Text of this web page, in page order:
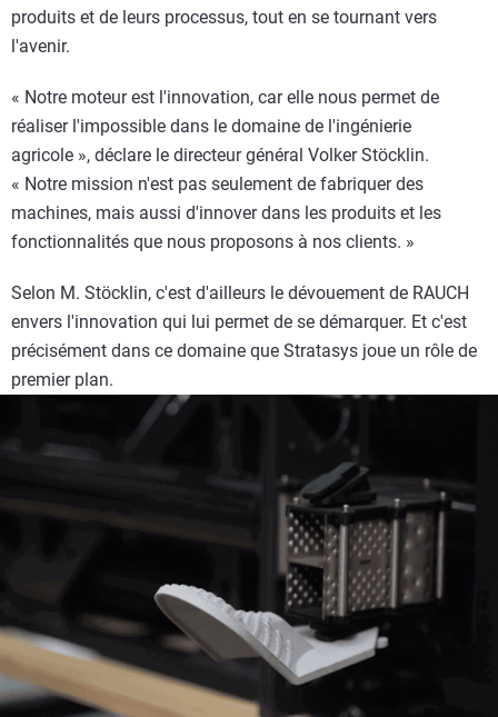
produits et de leurs processus, tout en se tournant vers
l'avenir.
« Notre moteur est l'innovation, car elle nous permet de
réaliser l'impossible dans le domaine de l'ingénierie
agricole », déclare le directeur général Volker Stöcklin.
« Notre mission n'est pas seulement de fabriquer des
machines, mais aussi d'innover dans les produits et les
fonctionnalités que nous proposons à nos clients. »
Selon M. Stöcklin, c'est d'ailleurs le dévouement de RAUCH
envers l'innovation qui lui permet de se démarquer. Et c'est
précisément dans ce domaine que Stratasys joue un rôle de
premier plan.